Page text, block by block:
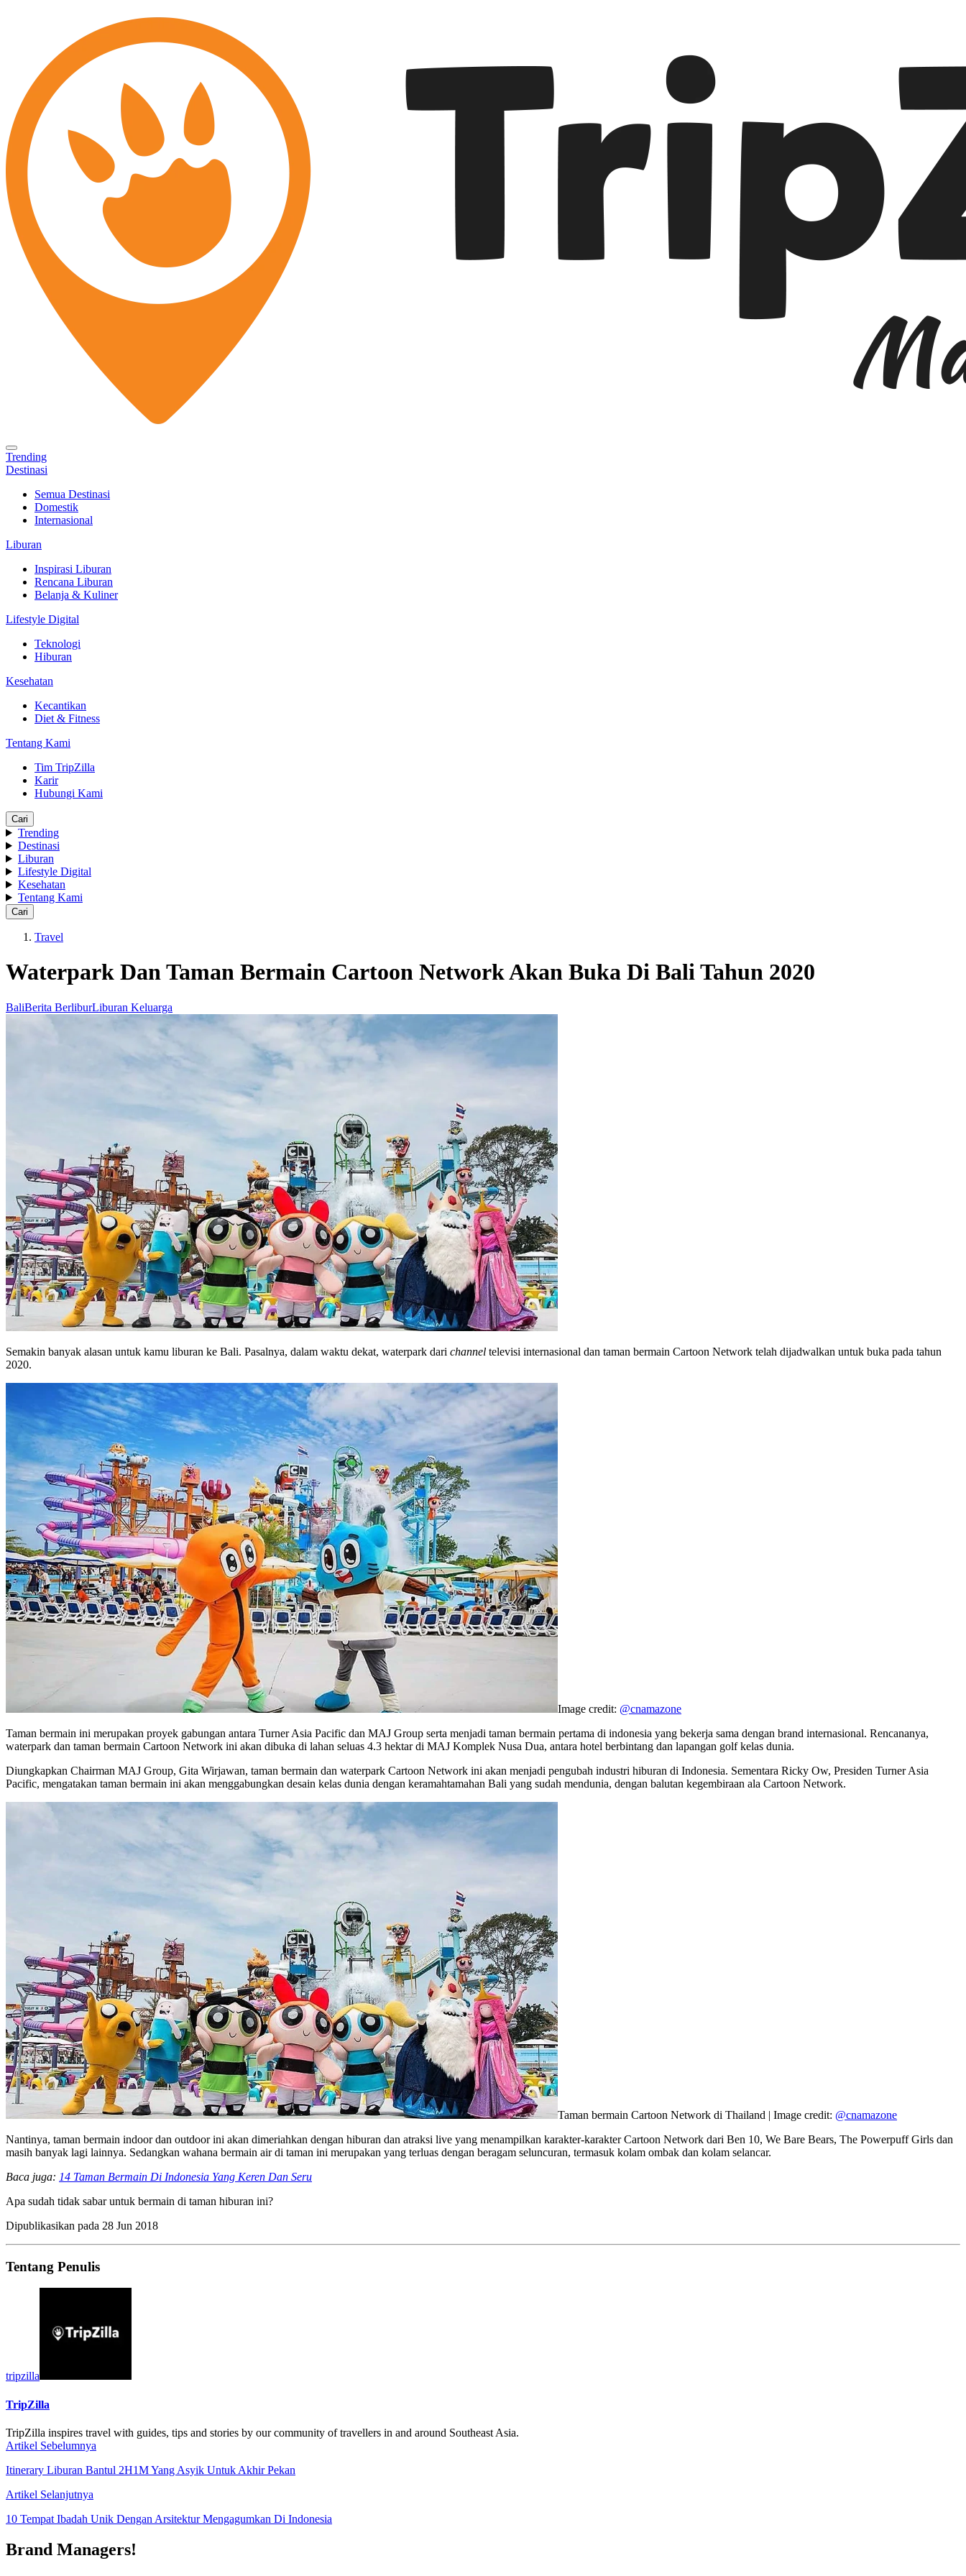
Trending
Destinasi
Semua Destinasi
Domestik
Internasional
Liburan
Inspirasi Liburan
Rencana Liburan
Belanja & Kuliner
Lifestyle Digital
Teknologi
Hiburan
Kesehatan
Kecantikan
Diet & Fitness
Tentang Kami
Tim TripZilla
Karir
Hubungi Kami
Cari
Trending
Destinasi
Liburan
Lifestyle Digital
Kesehatan
Tentang Kami
Cari
Travel
Waterpark Dan Taman Bermain Cartoon Network Akan Buka Di Bali Tahun 2020
BaliBerita BerliburLiburan Keluarga
Semakin banyak alasan untuk kamu liburan ke Bali. Pasalnya, dalam waktu dekat, waterpark dari channel televisi internasional dan taman bermain Cartoon Network telah dijadwalkan untuk buka pada tahun
2020.
Image credit: @cnamazone
Taman bermain ini merupakan proyek gabungan antara Turner Asia Pacific dan MAJ Group serta menjadi taman bermain pertama di indonesia yang bekerja sama dengan brand internasional. Rencananya,
waterpark dan taman bermain Cartoon Network ini akan dibuka di lahan seluas 4.3 hektar di MAJ Komplek Nusa Dua, antara hotel berbintang dan lapangan golf kelas dunia.
Diungkapkan Chairman MAJ Group, Gita Wirjawan, taman bermain dan waterpark Cartoon Network ini akan menjadi pengubah industri hiburan di Indonesia. Sementara Ricky Ow, Presiden Turner Asia
Pacific, mengatakan taman bermain ini akan menggabungkan desain kelas dunia dengan keramahtamahan Bali yang sudah mendunia, dengan balutan kegembiraan ala Cartoon Network.
Taman bermain Cartoon Network di Thailand | Image credit: @cnamazone
Nantinya, taman bermain indoor dan outdoor ini akan dimeriahkan dengan hiburan dan atraksi live yang menampilkan karakter-karakter Cartoon Network dari Ben 10, We Bare Bears, The Powerpuff Girls dan
masih banyak lagi lainnya. Sedangkan wahana bermain air di taman ini merupakan yang terluas dengan beragam seluncuran, termasuk kolam ombak dan kolam selancar.
Baca juga: 14 Taman Bermain Di Indonesia Yang Keren Dan Seru
Apa sudah tidak sabar untuk bermain di taman hiburan ini?
Dipublikasikan pada 28 Jun 2018
Tentang Penulis
tripzilla
TripZilla
TripZilla inspires travel with guides, tips and stories by our community of travellers in and around Southeast Asia.
Artikel Sebelumnya
Itinerary Liburan Bantul 2H1M Yang Asyik Untuk Akhir Pekan
Artikel Selanjutnya
10 Tempat Ibadah Unik Dengan Arsitektur Mengagumkan Di Indonesia
Brand Managers!